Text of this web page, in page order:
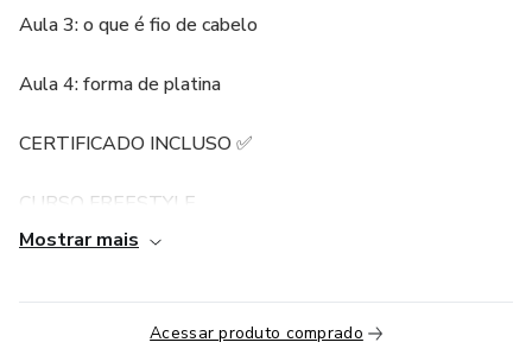
Aula 3: o que é fio de cabelo
Aula 4: forma de platina
CERTIFICADO INCLUSO ✅️
CURSO FREESTYLE
Mostrar mais
Acessar produto comprado